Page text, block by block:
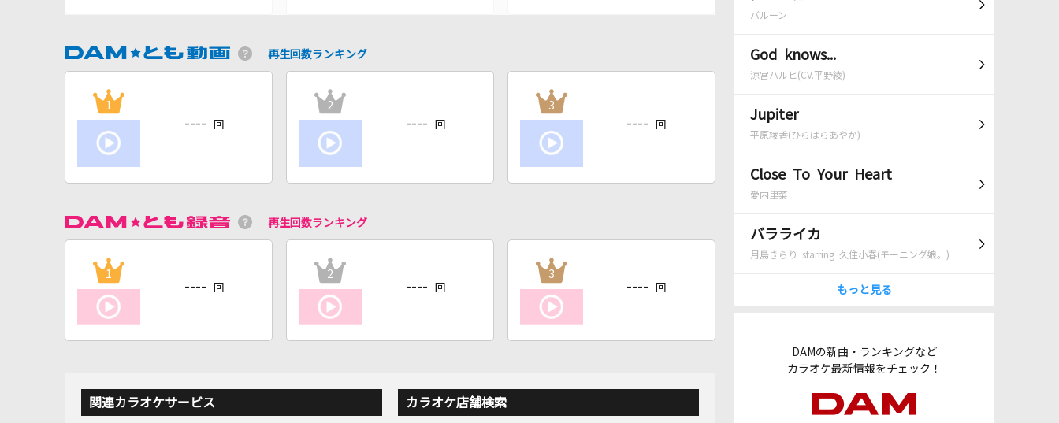
バルーン
God knows...
涼宮ハルヒ(CV.平野綾)
Jupiter
平原綾香(ひらはらあやか)
Close To Your Heart
愛内里菜
バラライカ
月島きらり starring 久住小春(モーニング娘。)
もっと見る
DAMの新曲・ランキングなど
カラオケ最新情報をチェック！
再生回数ランキング
1
---- 回
----
2
---- 回
----
3
---- 回
----
再生回数ランキング
1
---- 回
----
2
---- 回
----
3
---- 回
----
関連カラオケサービス カラオケ店舗検索